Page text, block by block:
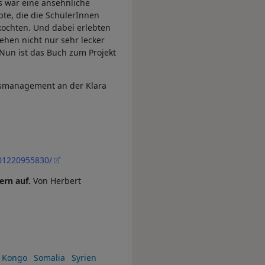
war eine ansehnliche
die die SchülerInnen
Und dabei erlebten
nicht nur sehr lecker
ist das Buch zum Projekt
an der Klara
auf. Von Herbert
Kongo Somalia
Syrien